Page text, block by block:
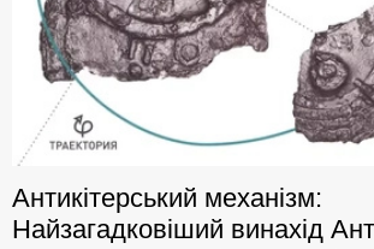
Антикітерський механізм:
Найзагадковіший винахід